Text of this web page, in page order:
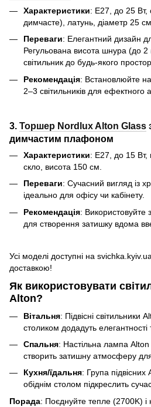
Характеристики: E27, до 25 Вт,
димчасте), латунь, діаметр 25 см.
Переваги: Елегантний дизайн
Регульована висота шнура (до
світильник до будь-якого
Рекомендація: Встановлюйте
2–3 світильників для ефектного
3. Торшер Nordlux Alton Glass
димчастим плафоном
Характеристики: E27, до 15
скло, висота 150 см.
Переваги: Сучасний вигляд із
ідеально для офісу чи кабінету.
Рекомендація:
для створення затишку вдома
Усі моделі доступні на
доставкою!
Як використовувати
Alton?
Вітальня: Підвісні
столиком додадуть елегантності
Спальня: Настільна лампа
створить затишну атмосферу
Кухня/їдальня: Група
обіднім столом підкреслить
Порада: Поєднуйте тепле (2700K) і